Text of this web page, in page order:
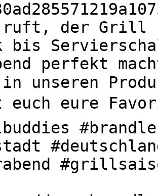
ruft, der Grill
bis
perfekt
in unseren
euch eure